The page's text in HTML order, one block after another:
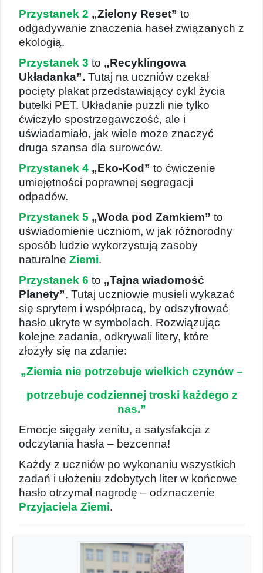
Przystanek 2 „Zielony Reset” to
odgadywanie znaczenia haseł związanych z
ekologią.
Przystanek 3 to „Recyklingowa
Układanka”. Tutaj na uczniów czekał
pocięty plakat przedstawiający cykl życia
butelki PET. Układanie puzzli nie tylko
ćwiczyło spostrzegawczość, ale i
uświadamiało, jak wiele może znaczyć
druga szansa dla surowców.
Przystanek 4 „Eko-Kod” to ćwiczenie
umiejętności poprawnej segregacji
odpadów.
Przystanek 5 „Woda pod Zamkiem” to
uświadomienie uczniom, w jak różnorodny
sposób ludzie wykorzystują zasoby
naturalne Ziemi.
Przystanek 6 to „Tajna wiadomość
Planety”. Tutaj uczniowie musieli wykazać
się sprytem i współpracą, by odszyfrować
hasło ukryte w symbolach. Rozwiązując
kolejne zadania, odkrywali litery, które
złożyły się na zdanie:
„Ziemia nie potrzebuje wielkich czynów –
potrzebuje codziennej troski każdego z
nas.”
Emocje sięgały zenitu, a satysfakcja z
odczytania hasła – bezcenna!
Każdy z uczniów po wykonaniu wszystkich
zadań i ułożeniu zdobytych liter w końcowe
hasło otrzymał nagrodę – odznaczenie
Przyjaciela Ziemi.